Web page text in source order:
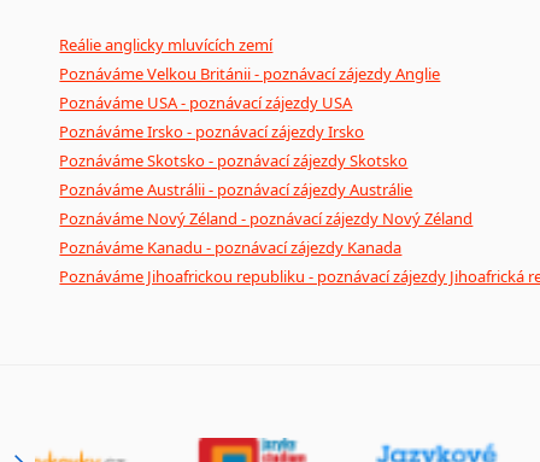
Reálie anglicky mluvících zemí
Poznáváme Velkou Británii - poznávací zájezdy Anglie
Poznáváme USA - poznávací zájezdy USA
Poznáváme Irsko - poznávací zájezdy Irsko
Poznáváme Skotsko - poznávací zájezdy Skotsko
Poznáváme Austrálii - poznávací zájezdy Austrálie
Poznáváme Nový Zéland - poznávací zájezdy Nový Zéland
Poznáváme Kanadu - poznávací zájezdy Kanada
Poznáváme Jihoafrickou republiku - poznávací zájezdy Jihoafrická